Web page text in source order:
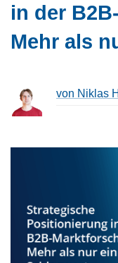
in der
Mehr als
von Niklas